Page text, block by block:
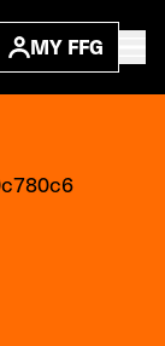
MY FFG